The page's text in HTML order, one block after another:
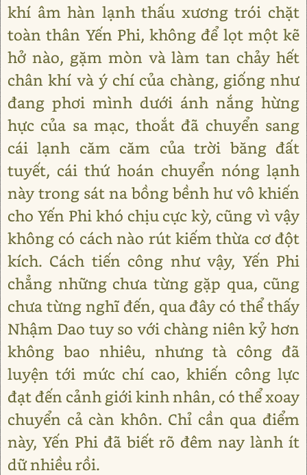
khí âm hàn lạnh thấu xương trói chặt
toàn thân Yến Phi, không để lọt một kẽ
hở nào, gặm mòn và làm tan chảy hết
chân khí và ý chí của chàng, giống như
đang phơi mình dưới ánh nắng hừng
hực của sa mạc, thoắt đã chuyển sang
cái lạnh căm căm của trời băng đất
tuyết, cái thứ hoán chuyển nóng lạnh
này trong sát na bồng bềnh hư vô khiến
cho Yến Phi khó chịu cực kỳ, cũng vì vậy
không có cách nào rút kiếm thừa cơ đột
kích. Cách tiến công như vậy, Yến Phi
chẳng những chưa từng gặp qua, cũng
chưa từng nghĩ đến, qua đây có thể thấy
Nhậm Dao tuy so với chàng niên kỷ hơn
không bao nhiêu, nhưng tà công đã
luyện tới mức chí cao, khiến công lực
đạt đến cảnh giới kinh nhân, có thể xoay
chuyển cả càn khôn. Chỉ cần qua điểm
này, Yến Phi đã biết rõ đêm nay lành ít
dữ nhiều rồi.